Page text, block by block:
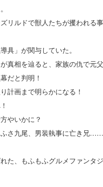
リルドで獣人たちが攫われる
具」が関与していた。
真相を辿ると、家族の仇で元
だと判明！
計画まで明らかになる！
やいかに？
さ九尾、男装執事に亡き兄
た、もふもふグルメファンタ